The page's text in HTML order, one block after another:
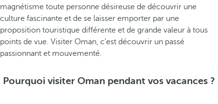
magnétisme toute personne désireuse de découvrir une
culture fascinante et de se laisser emporter par une
proposition touristique différente et de grande valeur à tous
points de vue. Visiter Oman, c'est découvrir un passé
passionnant et mouvementé.
Pourquoi visiter Oman pendant vos vacances ?